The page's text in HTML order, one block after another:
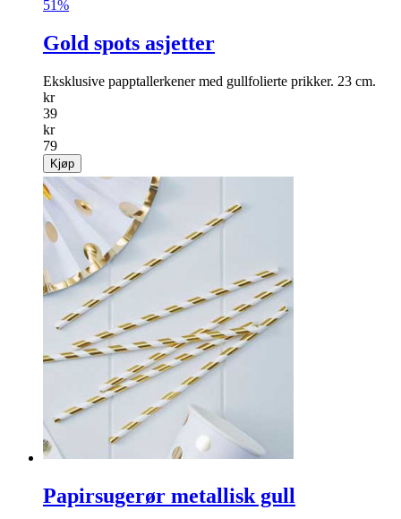
51%
Gold spots asjetter
Eksklusive papptallerkener med gullfolierte prikker. 23 cm.
kr
39
kr
79
Kjøp
Papirsugerør metallisk gull